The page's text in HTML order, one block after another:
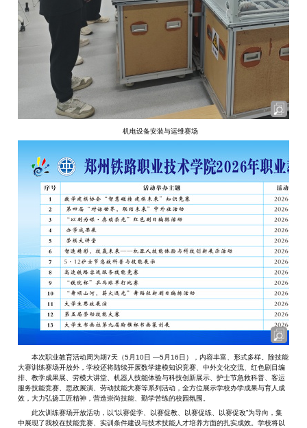
机电设备安装与运维赛场
本次职业教育活动周为期7天（5月10日 —5月16日），内容丰富、形式多样。除技能
大赛训练赛场开放外，学校还将陆续开展数学建模知识竞赛、中外文化交流、红色剧目编
排、教学成果展、劳模大讲堂、机器人技能体验与科技创新展示、护士节急救科普、客运
服务技能竞赛、思政展演、劳动技能大赛等系列活动，全方位展示学校办学成果与育人成
效，大力弘扬工匠精神，营造崇尚技能、勤学苦练的校园氛围。
此次训练赛场开放活动，以“以赛促学、以赛促教、以赛促练、以赛促改”为导向，集
中展现了我校在技能竞赛、实训条件建设与技术技能人才培养方面的扎实成效。学校将以